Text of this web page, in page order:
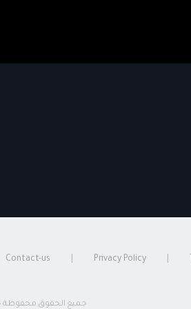
Privacy Policy
Contact-us
جميع الحقوق محفوظة 2024 © قناة الظفرة